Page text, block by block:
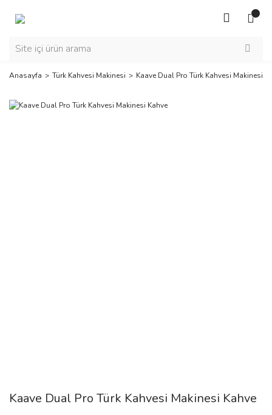
Anasayfa Türk Kahvesi Makinesi Kaave Dual Pro Türk Kahvesi Makinesi
Kaave Dual Pro Türk Kahvesi Makinesi Kahve